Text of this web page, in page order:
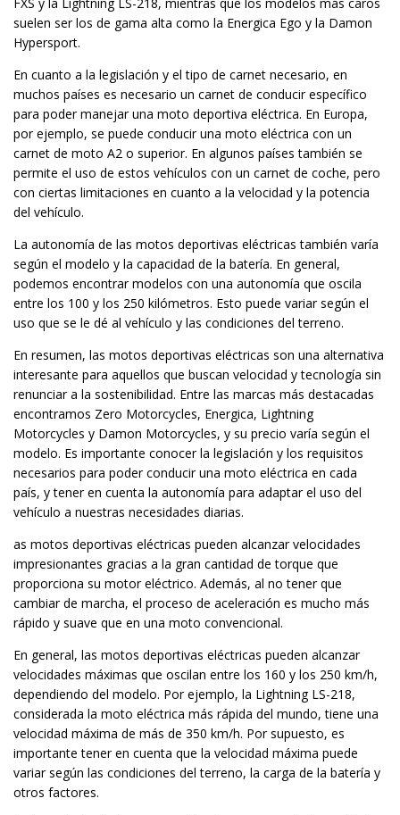
suelen ser los de gama alta como la Energica Ego y la Damon
Hypersport.
En cuanto a la legislación y el tipo de carnet necesario, en
muchos países es necesario un carnet de conducir específico
para poder manejar una moto deportiva eléctrica. En Europa,
por ejemplo, se puede conducir una moto eléctrica con un
carnet de moto A2 o superior. En algunos países también se
permite el uso de estos vehículos con un carnet de coche, pero
con ciertas limitaciones en cuanto a la velocidad y la potencia
del vehículo.
La autonomía de las motos deportivas eléctricas también varía
según el modelo y la capacidad de la batería. En general,
podemos encontrar modelos con una autonomía que oscila
entre los 100 y los 250 kilómetros. Esto puede variar según el
uso que se le dé al vehículo y las condiciones del terreno.
En resumen, las motos deportivas eléctricas son una alternativa
interesante para aquellos que buscan velocidad y tecnología sin
renunciar a la sostenibilidad. Entre las marcas más destacadas
encontramos Zero Motorcycles, Energica, Lightning
Motorcycles y Damon Motorcycles, y su precio varía según el
modelo. Es importante conocer la legislación y los requisitos
necesarios para poder conducir una moto eléctrica en cada
país, y tener en cuenta la autonomía para adaptar el uso del
vehículo a nuestras necesidades diarias.
as motos deportivas eléctricas pueden alcanzar velocidades
impresionantes gracias a la gran cantidad de torque que
proporciona su motor eléctrico. Además, al no tener que
cambiar de marcha, el proceso de aceleración es mucho más
rápido y suave que en una moto convencional.
En general, las motos deportivas eléctricas pueden alcanzar
velocidades máximas que oscilan entre los 160 y los 250 km/h,
dependiendo del modelo. Por ejemplo, la Lightning LS-218,
considerada la moto eléctrica más rápida del mundo, tiene una
velocidad máxima de más de 350 km/h. Por supuesto, es
importante tener en cuenta que la velocidad máxima puede
variar según las condiciones del terreno, la carga de la batería y
otros factores.